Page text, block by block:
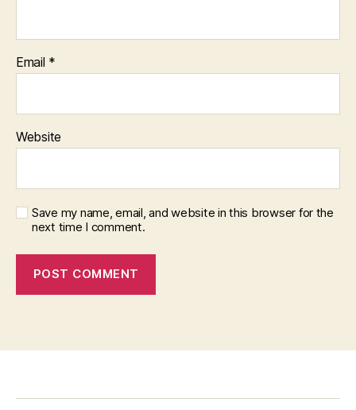
Email *
Website
Save my name, email, and website in this browser for the
next time I comment.